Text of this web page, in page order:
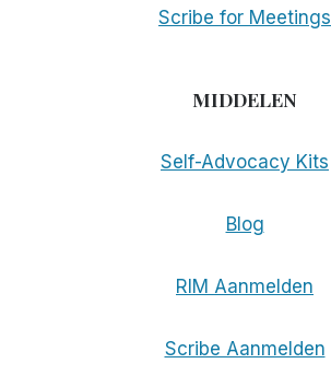
Scribe for Meetings
MIDDELEN
Self-Advocacy Kits
Blog
RIM Aanmelden
Scribe Aanmelden